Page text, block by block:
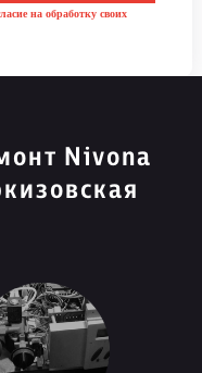
на обработку своих
Nivona